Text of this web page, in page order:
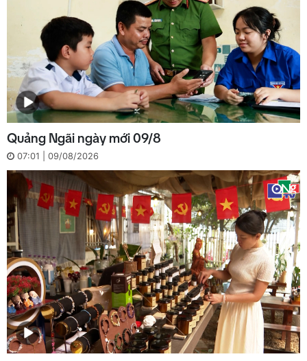
Quảng Ngãi ngày mới 09/8
07:01 | 09/08/2026